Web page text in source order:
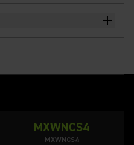
MXWNCS4
MXWNCS4